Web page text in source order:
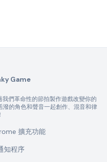
Game
們革命性的節拍製作遊戲改變你的
的角色和聲音一起創作、混音和律
擴充功能
知程序